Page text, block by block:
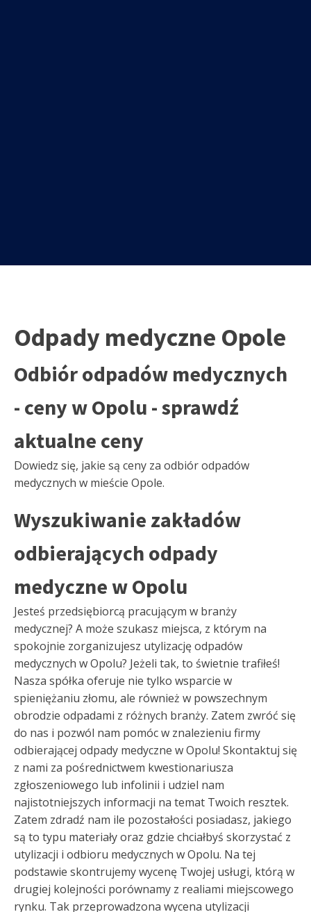
Odpady medyczne Opole
Odbiór odpadów medycznych
- ceny w Opolu - sprawdź
aktualne ceny
Dowiedz się, jakie są ceny za odbiór odpadów
medycznych w mieście Opole.
Wyszukiwanie zakładów
odbierających odpady
medyczne w Opolu
Jesteś przedsiębiorcą pracującym w branży
medycznej? A może szukasz miejsca, z którym na
spokojnie zorganizujesz utylizację odpadów
medycznych w Opolu? Jeżeli tak, to świetnie trafiłeś!
Nasza spółka oferuje nie tylko wsparcie w
spieniężaniu złomu, ale również w powszechnym
obrodzie odpadami z różnych branży. Zatem zwróć się
do nas i pozwól nam pomóc w znalezieniu firmy
odbierającej odpady medyczne w Opolu! Skontaktuj się
z nami za pośrednictwem kwestionariusza
zgłoszeniowego lub infolinii i udziel nam
najistotniejszych informacji na temat Twoich resztek.
Zatem zdradź nam ile pozostałości posiadasz, jakiego
są to typu materiały oraz gdzie chciałbyś skorzystać z
utylizacji i odbioru medycznych w Opolu. Na tej
podstawie skontrujemy wycenę Twojej usługi, którą w
drugiej kolejności porównamy z realiami miejscowego
rynku. Tak przeprowadzona wycena utylizacji